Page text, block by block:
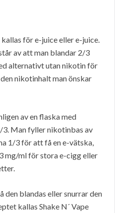
för e-juice eller e-juice.
av att man blandar 2/3
alternativt utan nikotin för
nikotinhalt man önskar
av en flaska med
Man fyller nikotinbas av
1/3 för att få en e-vätska,
mg/ml för stora e-cigg eller
den blandas eller snurrar den
kallas Shake N´ Vape